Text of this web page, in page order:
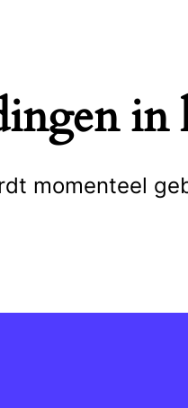
in
momenteel